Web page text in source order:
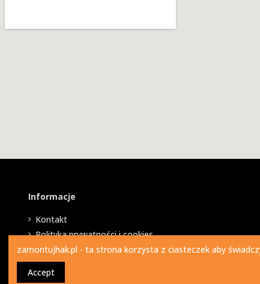
Informacje
Kontakt
Polityka prywatności i cookies
zamontujhak.pl - ta strona korzysta z ciasteczek aby
Accept